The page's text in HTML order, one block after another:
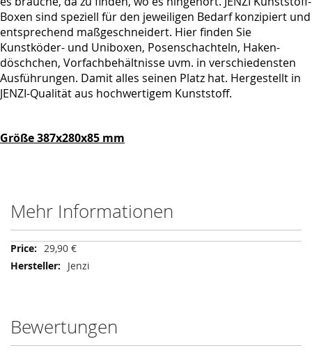
Boxen sind speziell für den jeweiligen Bedarf konzipiert und
entsprechend maßgeschneidert. Hier finden Sie
Kunstköder- und Uniboxen, Posenschachteln, Haken-
döschchen, Vorfachbehältnisse uvm. in verschiedensten
Ausführungen. Damit alles seinen Platz hat. Hergestellt in
JENZI-Qualität aus hochwertigem Kunststoff.
Größe 387x280x85 mm
Mehr Informationen
Mehr
Informationen
29,90 €
Jenzi
Bewertungen